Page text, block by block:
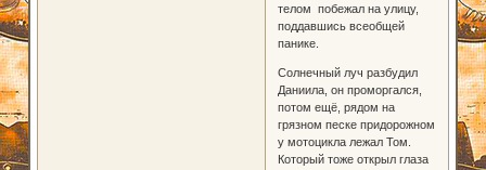
телом побежал на улицу,
поддавшись всеобщей
панике.
Солнечный луч разбудил
Даниила, он проморгался,
потом ещё, рядом на
грязном песке придорожном
у мотоцикла лежал Том.
Который тоже открыл глаза